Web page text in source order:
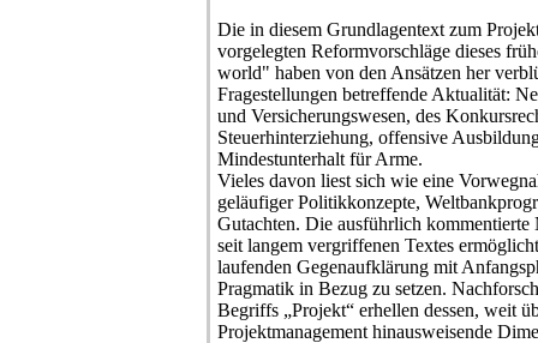
Die in diesem Grundlagentext zum
vorgelegten Reformvorschläge dieses
world" haben von den Ansätzen her
Fragestellungen betreffende Aktualität:
und Versicherungswesen, des
Steuerhinterziehung, offensive
Mindestunterhalt für Arme.
Vieles davon liest sich wie eine
geläufiger Politikkonzepte,
Gutachten. Die ausführlich kommentierte
seit langem vergriffenen Textes
laufenden Gegenaufklärung mit
Pragmatik in Bezug zu setzen.
Begriffs „Projekt“ erhellen dessen, weit
Projektmanagement hinausweisende